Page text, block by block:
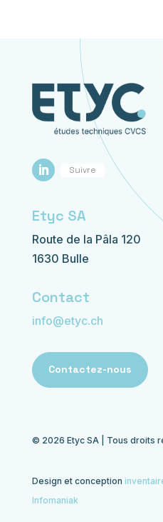
Suivre
Etyc SA
Route de la Pâla 120
1630 Bulle
Contact
info@etyc.ch
Contactez-nous
© 2026 Etyc SA | Tous droits
Design et conception
Infomaniak